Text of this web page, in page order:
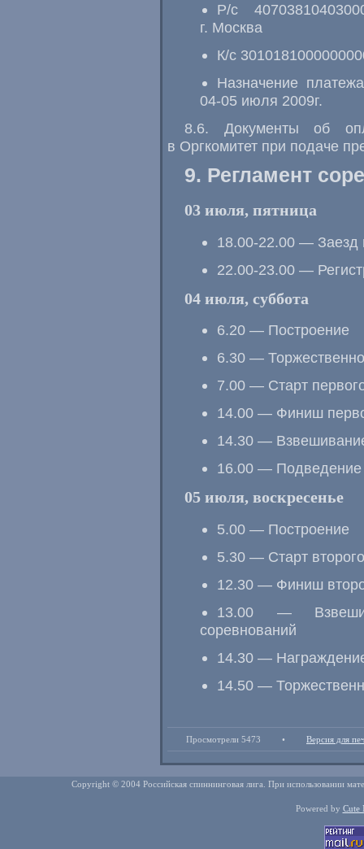
Р/с
г. Москва
К/с
Назначение
04-05 июля 2009г.
8.6. Документы об
в Оргкомитет при подаче
9. Регламент
03 июля, пятница
18.00-22.00 — Заезд
22.00-23.00 —
04 июля, суббота
6.20 — Построение
6.30 —
7.00 — Старт
14.00 — Финиш
14.30 —
16.00 — Подведение
05 июля, воскресенье
5.00 — Построение
5.30 — Старт
12.30 — Финиш
13.00 —
соревнований
14.30 —
14.50 —
Просмотрели 5473 • Версия для
Copyright © 2004 Российская спиннинговая лига. При использовании
Powered by Cute